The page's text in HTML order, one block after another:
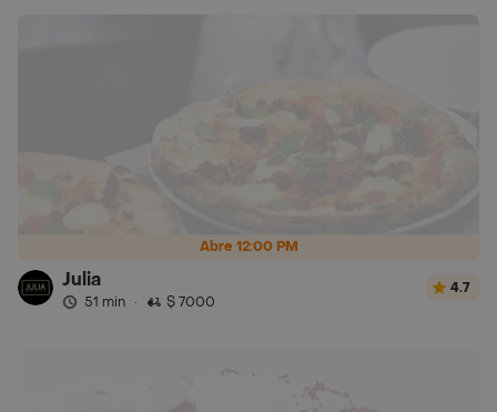
Abre 12:00 PM
Julia
51 min · $ 7000
4.7